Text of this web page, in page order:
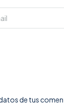
de tus